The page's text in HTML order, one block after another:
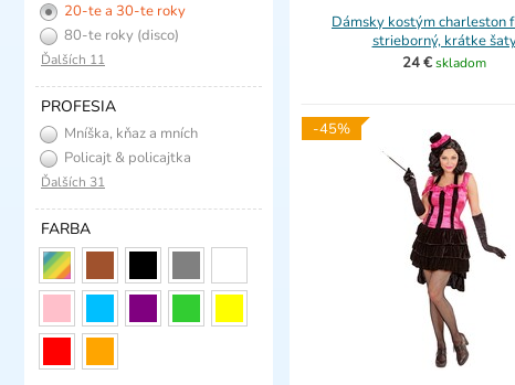
Dámsky kostým charleston
strieborný, krátke
24 €skladom
-45%
20-te a 30-te roky
(charleston)
80-te roky (disco)
Ďalších 11
PROFESIA
Mníška, kňaz a mních
Policajt & policajtka
Ďalších 31
FARBA